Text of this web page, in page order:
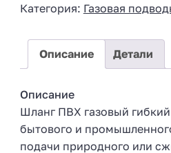
Категория: Газовая
Описание Детали
Описание
Шланг ПВХ газовый
бытового и
подачи природного или